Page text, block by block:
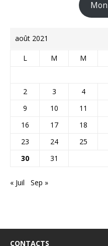
août 2021
L M M
2
3 4
9
10 11
16
17 18
23
24 25
30
31
« Juil Sep »
CONTACTS